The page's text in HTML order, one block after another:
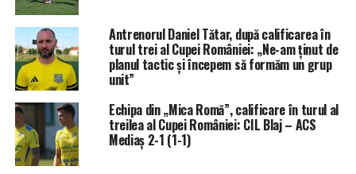
Antrenorul Daniel Tătar, după calificarea în
turul trei al Cupei României: „Ne-am ținut de
planul tactic și începem să formăm un grup
unit”
Echipa din „Mica Romă”, calificare în turul al
treilea al Cupei României: CIL Blaj – ACS
Mediaș 2-1 (1-1)